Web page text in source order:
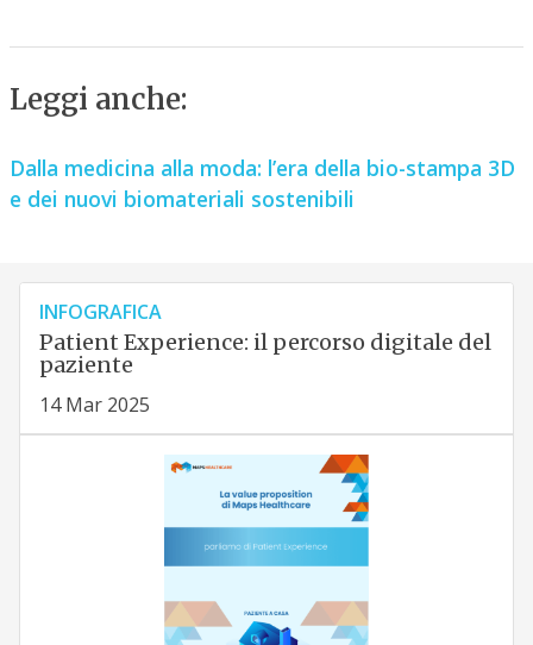
Leggi anche:
Dalla medicina alla moda: l’era della bio-stampa 3D
e dei nuovi biomateriali sostenibili
INFOGRAFICA
Patient Experience: il percorso digitale del
paziente
14 Mar 2025